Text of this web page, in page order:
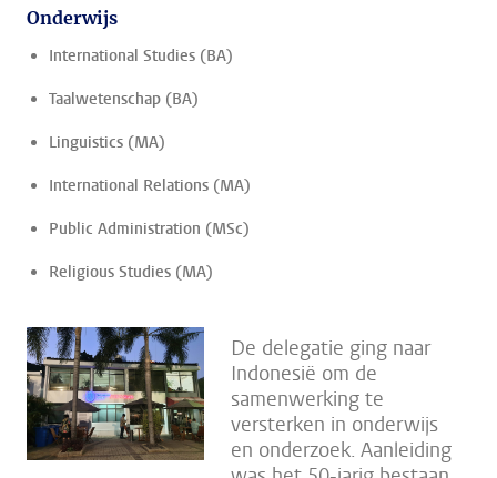
Onderwijs
International Studies (BA)
Taalwetenschap (BA)
Linguistics (MA)
International Relations (MA)
Public Administration (MSc)
Religious Studies (MA)
De delegatie ging naar
Indonesië om de
samenwerking te
versterken in onderwijs
en onderzoek. Aanleiding